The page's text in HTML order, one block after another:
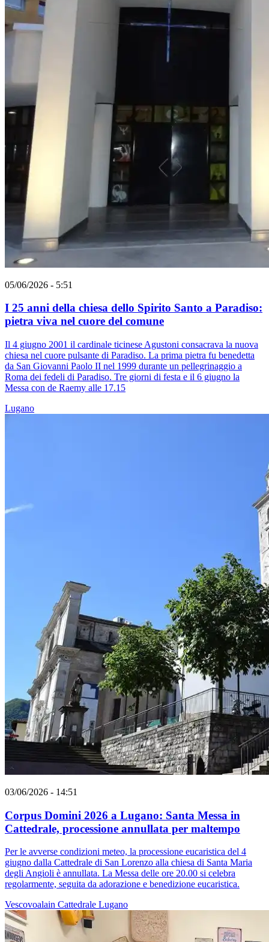
05/06/2026 - 5:51
I 25 anni della chiesa dello Spirito Santo a Paradiso:
pietra viva nel cuore del comune
Il 4 giugno 2001 il cardinale ticinese Agustoni consacrava la nuova
chiesa nel cuore pulsante di Paradiso. La prima pietra fu benedetta
da San Giovanni Paolo II nel 1999 durante un pellegrinaggio a
Roma dei fedeli di Paradiso. Tre giorni di festa e il 6 giugno la
Messa con de Raemy alle 17.15
Lugano
03/06/2026 - 14:51
Corpus Domini 2026 a Lugano: Santa Messa in
Cattedrale, processione annullata per maltempo
Per le avverse condizioni meteo, la processione eucaristica del 4
giugno dalla Cattedrale di San Lorenzo alla chiesa di Santa Maria
degli Angioli è annullata. La Messa delle ore 20.00 si celebra
regolarmente, seguita da adorazione e benedizione eucaristica.
Vescovoalain Cattedrale Lugano